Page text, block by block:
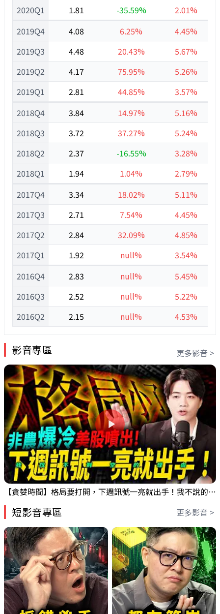
2020Q1
2019Q4
2019Q3
2019Q2
2019Q1
2018Q4
2018Q3
2018Q2
2018Q1
2017Q4
2017Q3
2017Q2
2017Q1
2016Q4
2016Q3
2016Q2
1.81
-35.59%
2.01%
4.08
6.25%
4.45%
4.48
20.43%
5.67%
4.17
75.95%
5.26%
2.81
44.85%
3.57%
3.84
14.97%
5.16%
3.72
37.27%
5.24%
2.37
-16.55%
3.28%
1.94
1.04%
2.79%
3.34
18.02%
5.11%
2.71
7.54%
4.45%
2.84
32.09%
4.85%
1.92
null%
3.54%
2.83
null%
5.45%
2.52
null%
5.22%
2.15
null% 4.53%
影音專區 更多影音 >
【貪婪時間】格局要打開，下週訊號一亮就出手！我不說的話還真一堆人不知道！｜錢進大趨勢 Mr.智霖 陳 2026/08/08
短影音專區 更多影音 >